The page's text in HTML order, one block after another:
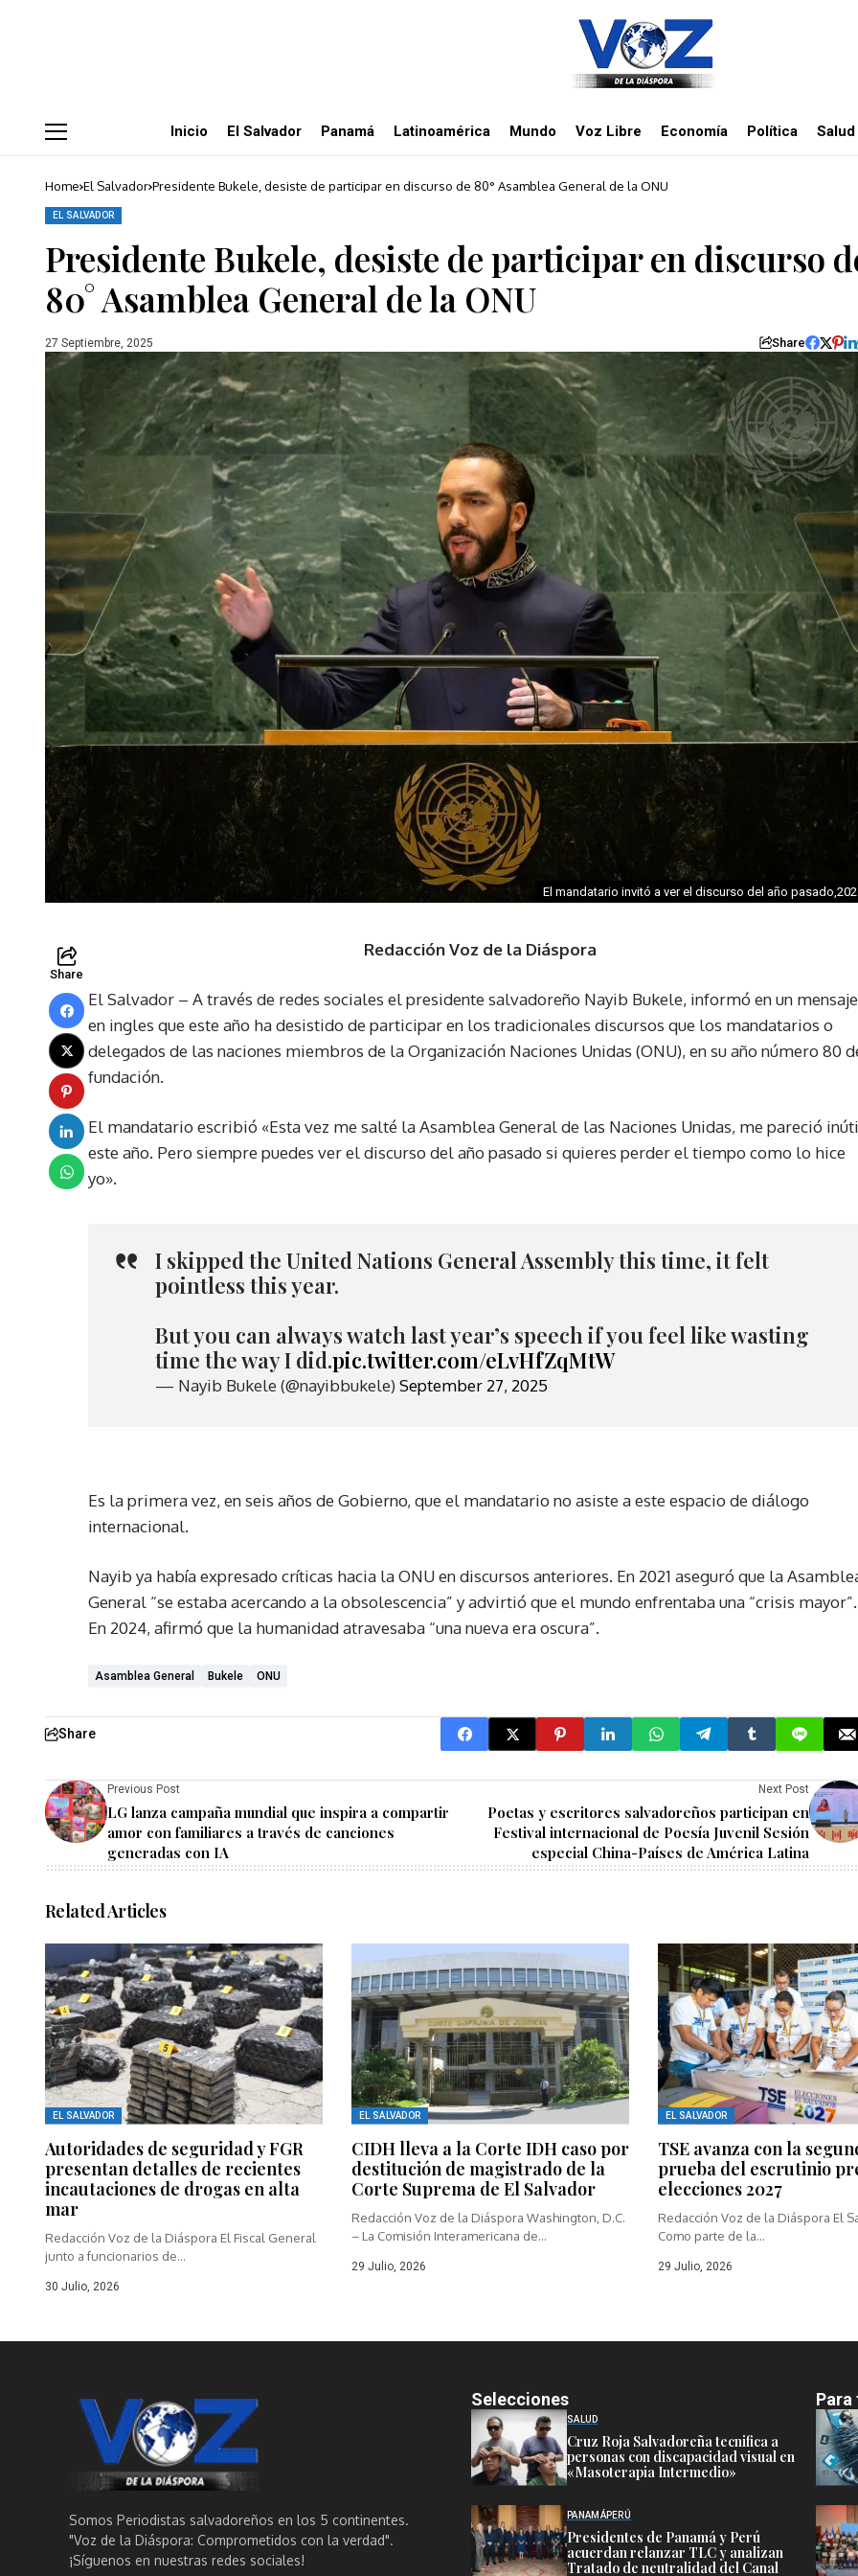
Inicio El Salvador Panamá Latinoamérica Mundo Voz Libre Economía Política Salud
Home El Salvador Presidente Bukele, desiste de participar en discurso de 80° Asamblea General de la ONU
EL SALVADOR
Presidente Bukele, desiste de participar en discurso
80° Asamblea General de la ONU
27 Septiembre, 2025 Share
El mandatario invitó a ver el discurso del año
Share
Redacción Voz de la Diáspora
El Salvador – A través de redes sociales el presidente salvadoreño Nayib Bukele, informó en un mensaje
en ingles que este año ha desistido de participar en los tradicionales discursos que los mandatarios o
delegados de las naciones miembros de la Organización Naciones Unidas (ONU), en su año número 80
fundación.
El mandatario escribió «Esta vez me salté la Asamblea General de las Naciones Unidas, me pareció
este año. Pero siempre puedes ver el discurso del año pasado si quieres perder el tiempo como lo hice
yo».
I skipped the United Nations General Assembly this time, it felt
pointless this year.
But you can always watch last year’s speech if you feel like wasting
time the way I did.pic.twitter.com/eLvHfZqMtW
— Nayib Bukele (@nayibbukele) September 27, 2025
Es la primera vez, en seis años de Gobierno, que el mandatario no asiste a este espacio de diálogo
internacional.
Nayib ya había expresado críticas hacia la ONU en discursos anteriores. En 2021 aseguró que la
General “se estaba acercando a la obsolescencia” y advirtió que el mundo enfrentaba una “crisis mayor”.
En 2024, afirmó que la humanidad atravesaba “una nueva era oscura”.
Asamblea General Bukele ONU
Share
Previous Post
LG lanza campaña mundial que inspira a compartir
amor con familiares a través de canciones
generadas con IA
Next Post
Poetas y escritores salvadoreños participan en
Festival internacional de Poesía Juvenil Sesión
especial China-Países de América Latina
Related Articles
EL SALVADOR
Autoridades de seguridad y FGR
presentan detalles de recientes
incautaciones de drogas en alta
mar
Redacción Voz de la Diáspora El Fiscal General
junto a funcionarios de...
30 Julio, 2026
EL SALVADOR
CIDH lleva a la Corte IDH caso por
destitución de magistrado de la
Corte Suprema de El Salvador
Redacción Voz de la Diáspora Washington, D.C.
– La Comisión Interamericana de...
29 Julio, 2026
EL SALVADOR
TSE avanza con la
prueba del escrutinio
elecciones 2027
Redacción Voz de la Diáspora El
Como parte de la...
29 Julio, 2026
Somos Periodistas salvadoreños en los 5 continentes.
"Voz de la Diáspora: Comprometidos con la verdad".
¡Síguenos en nuestras redes sociales!
Selecciones
SALUD
Cruz Roja Salvadoreña tecnifica a
personas con discapacidad visual en
«Masoterapia Intermedio»
PANAMÁPERÚ
Presidentes de Panamá y Perú
acuerdan relanzar TLC y analizan
Tratado de neutralidad del Canal
Para